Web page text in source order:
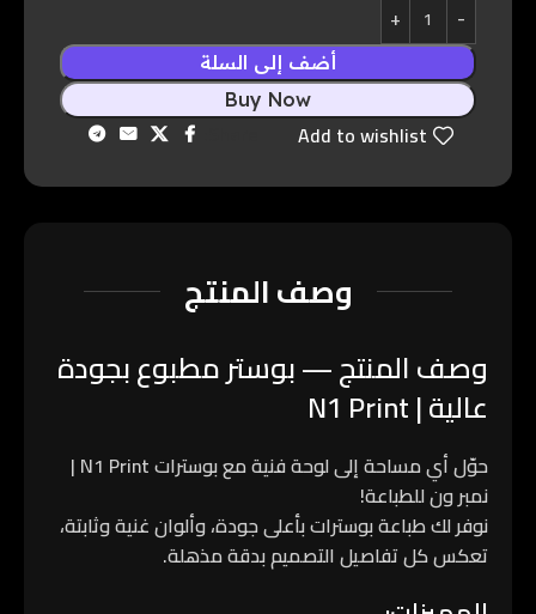
أضف إلى السلة
Buy Now
Add to wishlist
وصف المنتج
وصف المنتج — بوستر مطبوع بجودة
عالية | N1 Print
حوّل أي مساحة إلى لوحة فنية مع بوسترات
N1 Print |
نمبر ون للطباعة!
نوفر لك طباعة بوسترات بأعلى جودة، وألوان غنية وثابتة،
تعكس كل تفاصيل التصميم بدقة مذهلة.